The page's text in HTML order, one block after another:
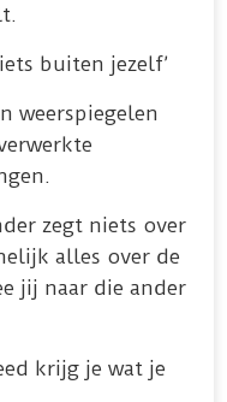
buiten jezelf’
weerspiegelen
zegt niets over
alles over de
jij naar die ander
krijg je wat je